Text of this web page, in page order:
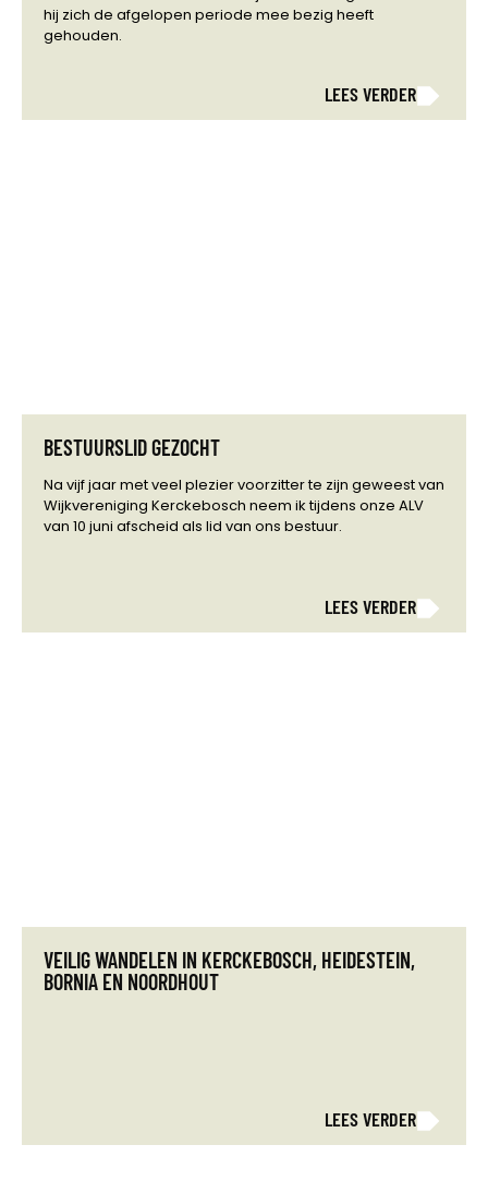
hij zich de afgelopen periode mee bezig heeft
gehouden.
LEES VERDER
BESTUURSLID GEZOCHT
Na vijf jaar met veel plezier voorzitter te zijn geweest van
Wijkvereniging Kerckebosch neem ik tijdens onze ALV
van 10 juni afscheid als lid van ons bestuur.
LEES VERDER
VEILIG WANDELEN IN KERCKEBOSCH, HEIDESTEIN,
BORNIA EN NOORDHOUT
LEES VERDER